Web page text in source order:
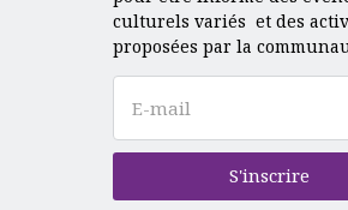
culturels variés et des
proposées par la
S'inscrire